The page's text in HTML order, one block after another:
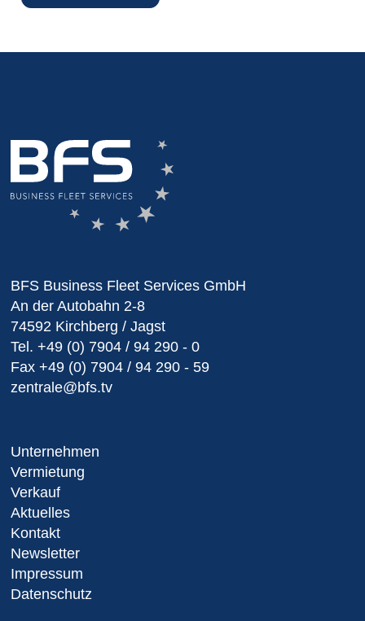
BFS Business Fleet Services GmbH
An der Autobahn 2-8
74592 Kirchberg / Jagst
Tel. +49 (0) 7904 / 94 290 - 0
Fax +49 (0) 7904 / 94 290 - 59
zentrale@bfs.tv
Unternehmen
Vermietung
Verkauf
Aktuelles
Kontakt
Newsletter
Impressum
Datenschutz